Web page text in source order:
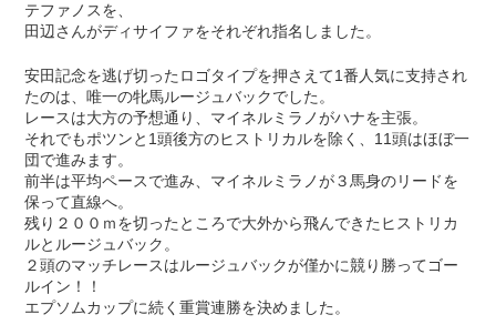
テファノスを、
田辺さんがディサイファをそれぞれ指名しました。
安田記念を逃げ切ったロゴタイプを押さえて1番人気に支持され
たのは、唯一の牝馬ルージュバックでした。
レースは大方の予想通り、マイネルミラノがハナを主張。
それでもポツンと1頭後方のヒストリカルを除く、11頭はほぼ一
団で進みます。
前半は平均ペースで進み、マイネルミラノが３馬身のリードを
保って直線へ。
残り２００ｍを切ったところで大外から飛んできたヒストリカ
ルとルージュバック。
２頭のマッチレースはルージュバックが僅かに競り勝ってゴー
ルイン！！
エプソムカップに続く重賞連勝を決めました。